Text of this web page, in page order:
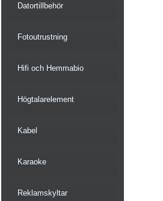
Datortillbehör
Fotoutrustning
Hifi och Hemmabio
Högtalarelement
Kabel
Karaoke
Reklamskyltar